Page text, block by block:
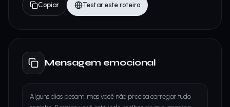
Copiar Testar este roteiro
Mensagem emocional
Alguns dias pesam, mas você não precisa carregar tudo